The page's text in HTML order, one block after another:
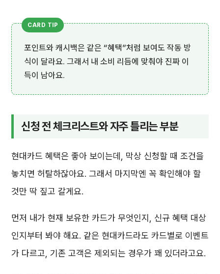
포인트와 캐시백은 같은 “혜택”처럼 보여도 작동 방
식이 달라요. 그래서 내 소비 리듬에 맞춰야 진짜 이
득이 남아요.
신청 전 체크리스트와 자주 틀리는 부분
현대카드 혜택은 좋아 보이는데, 막상 신청할 때 조건을
놓치면 허탈하잖아요. 그래서 마지막엔 꼭 확인해야 할
것만 딱 짚고 갈게요.
먼저 내가 현재 보유한 카드가 무엇인지, 신규 혜택 대상
인지부터 봐야 해요. 같은 현대카드라도 카드별로 이벤트
가 다르고, 기존 고객은 제외되는 경우가 꽤 있더라고요.